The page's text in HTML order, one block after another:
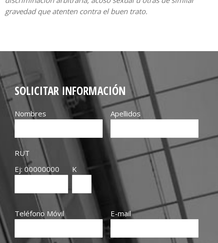
gravedad que atenten contra el buen trato.
SOLICITAR INFORMACIÓN
Nombres Apellidos
RUT
Ej: 00000000
K
Teléfono Móvil E-mail